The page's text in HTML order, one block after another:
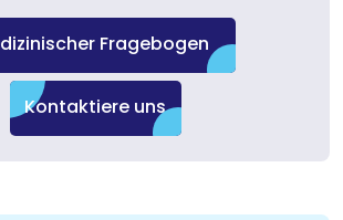
Fragebogen
Kontaktiere uns